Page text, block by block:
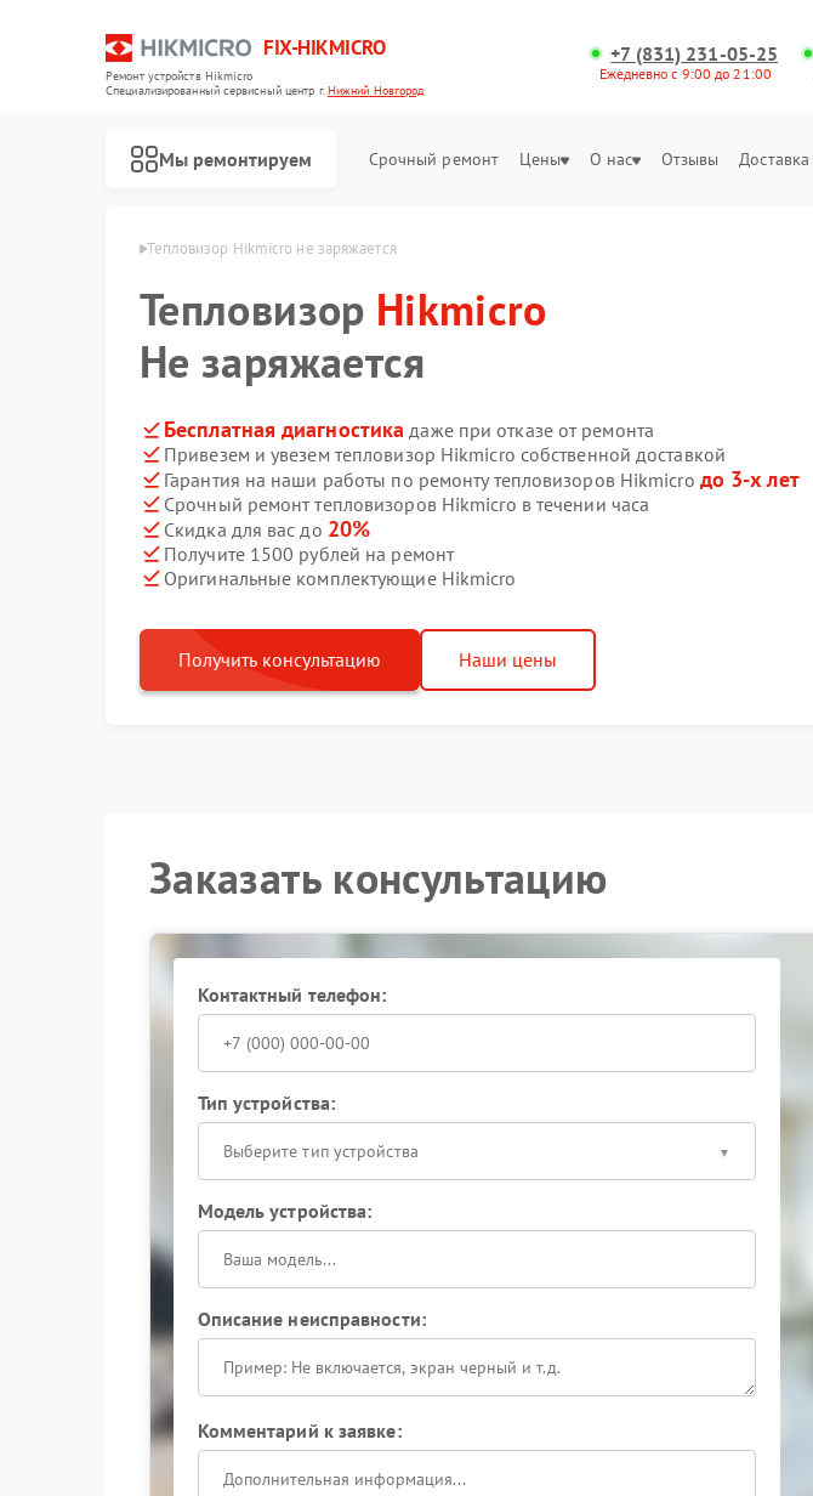
FIX-HIKMICRO
Ремонт устройств Hikmicro
Специализированный cервисный центр г.Нижний Новгород
+7 (831) 231-05-25
Ежедневно с 9:00 до 21:00
Мы ремонтируем Срочный ремонт Цены О нас Отзывы Доставка
Нижнем Новгороде Тепловизор Hikmicro не заряжается
Тепловизор Hikmicro
Не заряжается
Бесплатная диагностика даже при отказе от ремонта
Привезем и увезем тепловизор Hikmicro собственной доставкой
Гарантия на наши работы по ремонту тепловизоров Hikmicro до 3-х лет
Срочный ремонт тепловизоров Hikmicro в течении часа
Скидка для вас до 20%
Получите 1500 рублей на ремонт
Оригинальные комплектующие Hikmicro
Получить консультацию Наши цены
Заказать консультацию
Контактный телефон:
Тип устройства:
Выберите тип устройства
Модель устройства:
Описание неисправности:
Комментарий к заявке: